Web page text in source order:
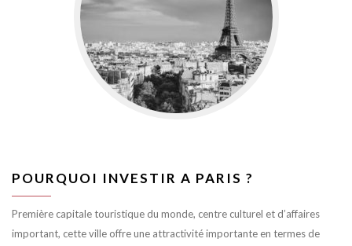
POURQUOI INVESTIR A PARIS ?
Première capitale touristique du monde, centre culturel et d’affaires
important, cette ville offre une attractivité importante en termes de